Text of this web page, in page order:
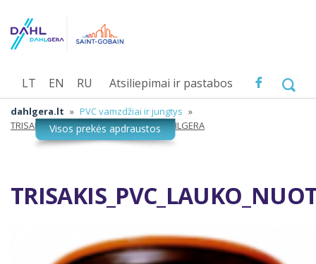
Atsiliepimai ir pastabos
LT EN RU
dahlgera.lt » PVC vamzdžiai ir jungtys »
TRISAKIS_PVC_LAUKO_NUOTEKOS_DAHLGERA